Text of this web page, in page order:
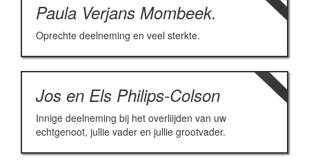
Paula Verjans Mombeek.
Oprechte deelneming en veel sterkte.
Jos en Els Philips-Colson
Innige deelneming bij het overliijden van uw
echtgenoot, jullie vader en jullie grootvader.